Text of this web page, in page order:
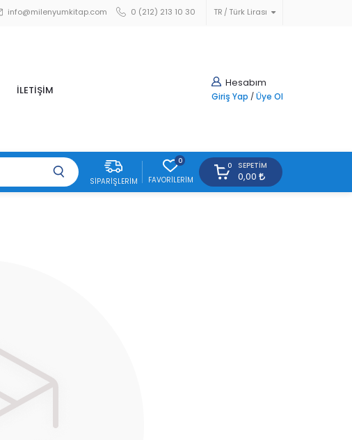
TR Türk Lirası
info@milenyumkitap.com 0 (212) 213 10 30
Hesabım
Giriş Yap / Üye Ol
İLETİŞİM
SIPARIŞLERIM
0
FAVORILERIM
0 SEPETIM
0,00